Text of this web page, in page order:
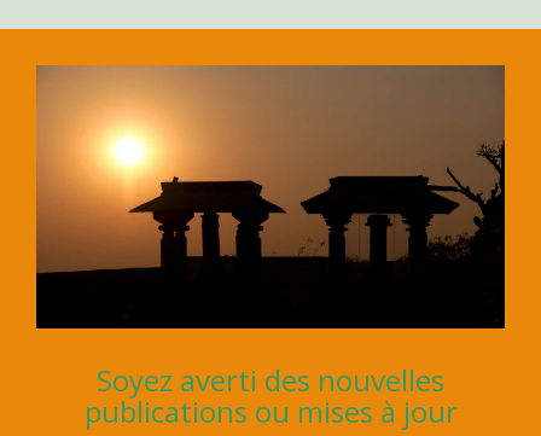
Soyez averti des nouvelles
publications ou mises à jour